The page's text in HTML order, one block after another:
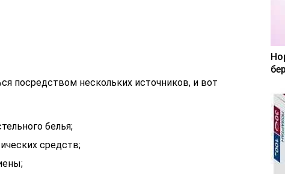
посредством нескольких источников, и вот
белья;
средств;